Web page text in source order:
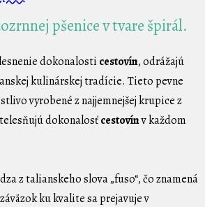
pšenice v tvare špirál.
dokonalosti cestovín, odrážajú
kulinárskej tradície. Tieto pevne
vyrobené z najjemnejšej krupice z
dokonalosťcestovínv každom
z talianskeho slova „fuso“, čo znamená
ku kvalite sa prejavuje v